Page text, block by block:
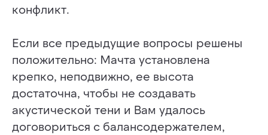
конфликт.
Если все предыдущие вопросы решены
положительно: Мачта установлена
крепко, неподвижно, ее высота
достаточна, чтобы не создавать
акустической тени и Вам удалось
договориться с балансодержателем,